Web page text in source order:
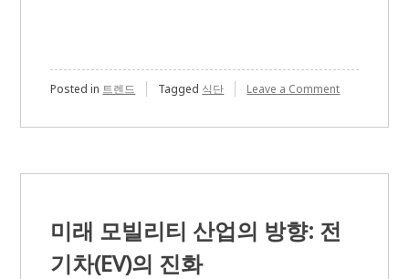
Posted in 트렌드 Tagged 식단 Leave a Commenton
트
핵
심
미래 모빌리티 산업의 방향: 전
기차(EV)의 진화